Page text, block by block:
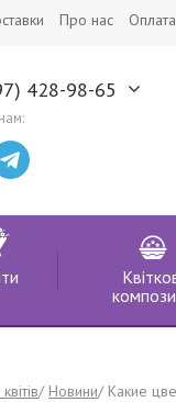
Про нас Оплата
428-98-65
Новини Какие